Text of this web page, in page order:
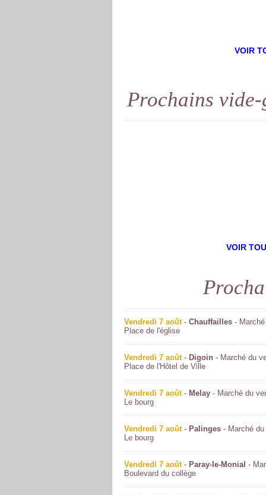
VOIR
Prochains
VOIR
Vendredi 7 août- Chauffailles -
Place de l'église
Vendredi 7 août- Digoin - Marché du
Place de l'Hôtel de Ville
Vendredi 7 août- Melay - Marché du
Le bourg
Vendredi 7 août- Palinges - Marché
Le bourg
Vendredi 7 août- Paray-le-Monial -
Boulevard du collège